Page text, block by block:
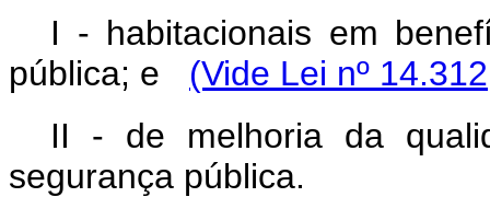
I - habitacionais em
pública; e (Vide Lei nº
II - de melhoria da
segurança pública.